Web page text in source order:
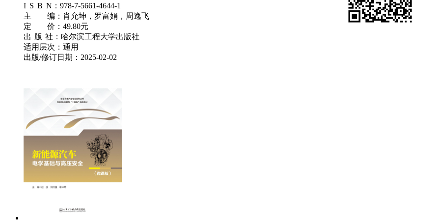
I S B N：978-7-5661-4644-1
主 编：肖允坤，罗富娟，周逸飞
定 价：49.80元
出 版 社：哈尔滨工程大学出版社
适用层次：通用
出版/修订日期：2025-02-02